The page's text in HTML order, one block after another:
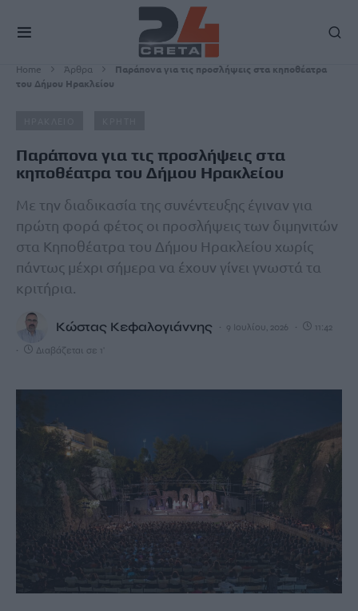
Home Άρθρα
Παράπονα για τις προσλήψεις στα κηποθέατρα
του Δήμου Ηρακλείου
Παράπονα για τις προσλήψεις στα
κηποθέατρα του Δήμου Ηρακλείου
Με την διαδικασία της συνέντευξης έγιναν για
πρώτη φορά φέτος οι προσλήψεις των διμηνιτών
στα Κηποθέατρα του Δήμου Ηρακλείου χωρίς
πάντως μέχρι σήμερα να έχουν γίνει γνωστά τα
κριτήρια.
Κώστας Κεφαλογιάννης 9 Ιουλίου, 2026 11:42
Διαβάζεται σε 1'